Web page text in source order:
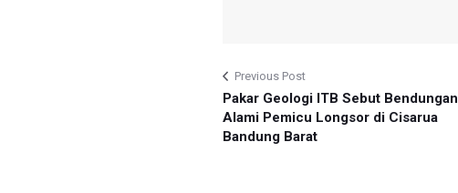
Previous Post
Pakar Geologi ITB Sebut Bendungan
Alami Pemicu Longsor di Cisarua
Bandung Barat